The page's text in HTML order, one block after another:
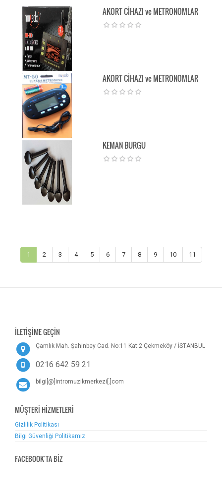
AKORT CİHAZI ve METRONOMLAR
AKORT CİHAZI ve METRONOMLAR
KEMAN BURGU
1 2 3 4 5 6 7 8 9 10 11
İLETİŞİME GEÇİN
Çamlık Mah. Şahinbey Cad. No:11 Kat:2 Çekmeköy / İSTANBUL
0216 642 59 21
bilgi[@]intromuzikmerkezi[.]com
MÜŞTERİ HİZMETLERİ
Gizlilik Politikası
Bilgi Güvenliği Politikamız
FACEBOOK'TA BİZ